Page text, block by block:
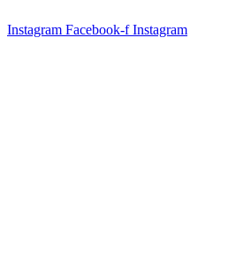
Instagram Facebook-f Instagram